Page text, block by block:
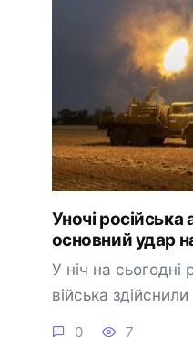
Уночі
основний удар
У ніч на сьогодні
війська здійснили
0 7